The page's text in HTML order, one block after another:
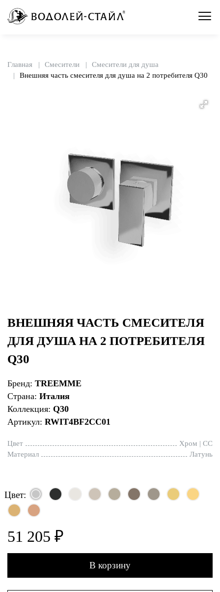
Главная Смесители
Смесители для душа
Внешняя часть смесителя для душа на 2 потребителя Q30
ВНЕШНЯЯ ЧАСТЬ СМЕСИТЕЛЯ
ДЛЯ ДУША НА 2 ПОТРЕБИТЕЛЯ
Q30
Бренд: TREEMME
Страна: Италия
Коллекция: Q30
Артикул: RWIT4BF2CC01
Цвет
Хром | CC
Материал
Латунь
Цвет:
51 205 ₽
В корзину